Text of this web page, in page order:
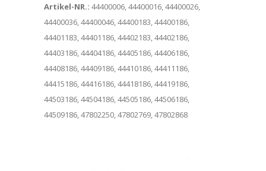
Artikel-NR.: 44400006, 44400016, 44400026,
44400036, 44400046, 44400183, 44400186,
44401183, 44401186, 44402183, 44402186,
44403186, 44404186, 44405186, 44406186,
44408186, 44409186, 44410186, 44411186,
44415186, 44416186, 44418186, 44419186,
44503186, 44504186, 44505186, 44506186,
44509186, 47802250, 47802769, 47802868